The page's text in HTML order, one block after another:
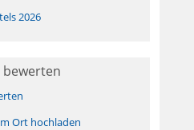
2026
Ort hochladen